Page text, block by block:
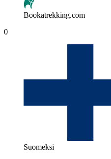
Bookatrekking.com
0
Suomeksi